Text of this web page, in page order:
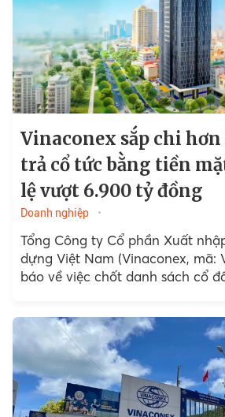
Vinaconex sắp chi hơn
trả cổ tức bằng tiền
lệ vượt 6.900 tỷ đồng
Doanh nghiệp
Tổng Công ty Cổ phần Xuất
dựng Việt Nam (Vinaconex, mã:
báo về việc chốt danh sách cổ